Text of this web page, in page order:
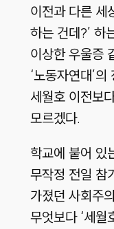
이전과 다른 세
하는 건데?’ 하
이상한 우울증
‘노동자연대’
세월호 이전보
모르겠다.
학교에 붙어 있
무작정 전일 참
가졌던 사회주
무엇보다 ‘세월